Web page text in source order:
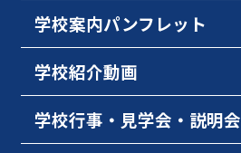
学校案内パンフレット
学校紹介動画
学校行事・見学会・説明会